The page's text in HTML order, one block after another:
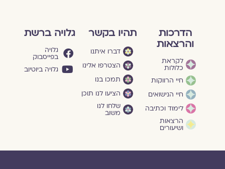
הדרכות
והרצאות
לקראת
כלולות
חיי הרווקות
חיי הנישואים
לימוד וכתיבה
הרצאות
ושיעורים
תהיו בקשר
דברו איתנו
הצטרפו אלינו
תמכו בנו
הציעו לנו תוכן
שלחו לנו
משוב
גלויה ברשת
גלויה
בפייסבוק
גלויה ביוטיוב